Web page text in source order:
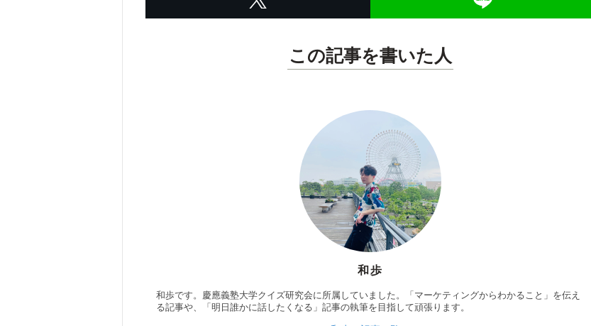
この記事を書いた人
和歩
和歩です。慶應義塾大学クイズ研究会に所属していました。「マーケティングからわかること」を伝え
る記事や、「明日誰かに話したくなる」記事の執筆を目指して頑張ります。